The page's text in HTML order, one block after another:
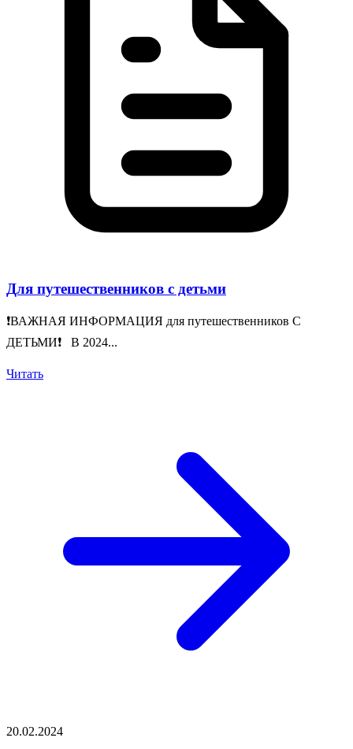
Для путешественников с детьми
❗️ВАЖНАЯ ИНФОРМАЦИЯ для путешественников С
ДЕТЬМИ❗️ В 2024...
Читать
20.02.2024